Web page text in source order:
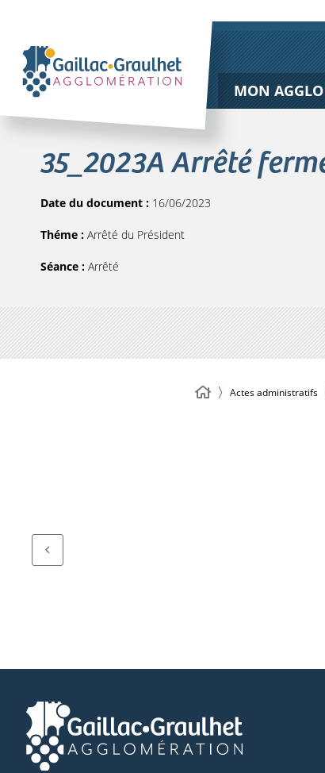
MON AGGLO
35_2023A Arrêté
Date du document : 16/06/2023
Théme : Arrêté du Président
Séance : Arrêté
Actes administratifs